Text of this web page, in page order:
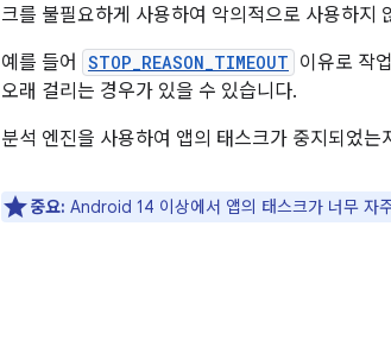
크를 불필요하게 사용하여 악의적으로 사용하지
예를 들어
STOP_REASON_TIMEOUT 이유로 작
오래 걸리는 경우가 있을 수 있습니다.
분석 엔진을 사용하여 앱의 태스크가 중지되었
중요: Android 14 이상에서 앱의 태스크가 너무 자